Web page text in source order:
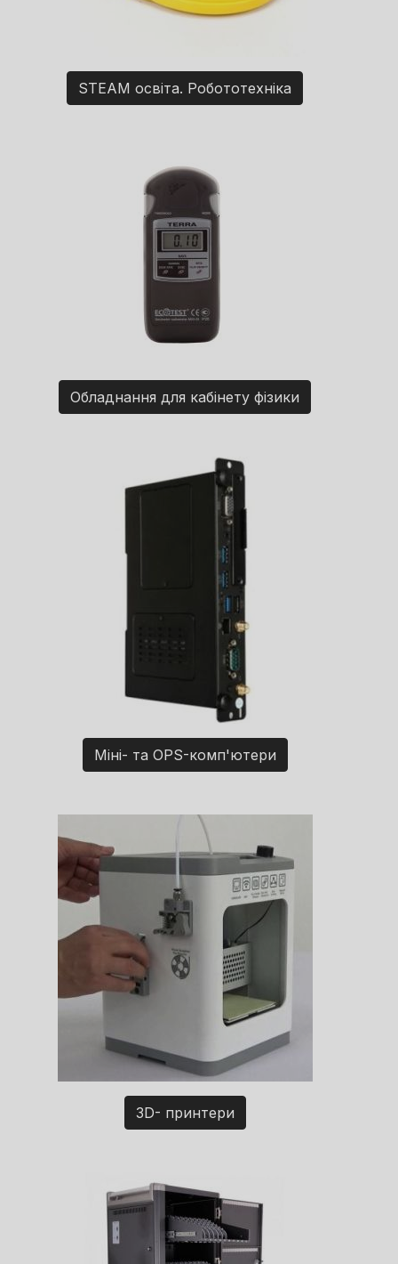
STEAM освіта. Робототехніка
Обладнання для кабінету фізики
Міні- та OPS-комп'ютери
3D- принтери